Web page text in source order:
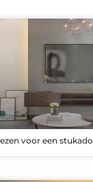
voor een